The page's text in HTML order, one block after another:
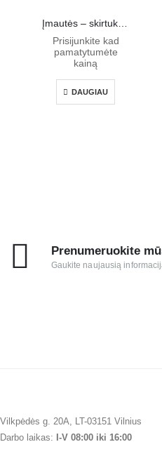
Įmautės – skirtukai, 7 dalių
Prisijunkite kad
pamatytumėte
kainą
DAUGIAU
Prenumeruokite
Gaukite naujausią
Vilkpėdės g. 20A, LT-03151 Vilnius
Darbo laikas: I-V 08:00 iki 16:00